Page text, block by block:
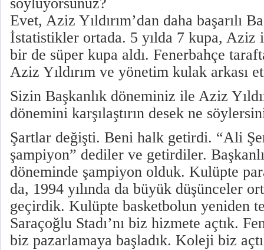
Evet, Aziz Yıldırım’dan daha başarılı
İstatistikler ortada. 5 yılda 7 kupa, Aziz
bir de süper kupa aldı. Fenerbahçe
Aziz Yıldırım ve yönetim kulak arkası
Sizin Başkanlık döneminiz ile Aziz
dönemini karşılaştırın desek ne
Şartlar değişti. Beni halk getirdi. “Ali
şampiyon” dediler ve getirdiler.
döneminde şampiyon olduk. Kulüpte
da, 1994 yılında da büyük düşünceler
geçirdik. Kulüpte basketbolun yeniden
Saraçoğlu Stadı’nı biz hizmete açtık.
biz pazarlamaya başladık. Koleji biz